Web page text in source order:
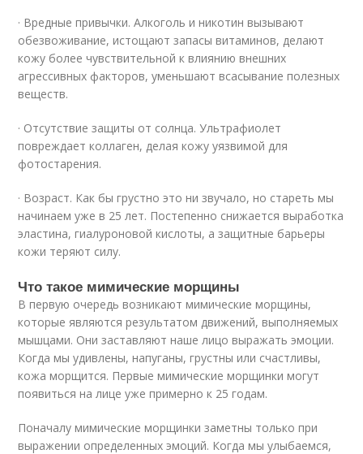
· Вредные привычки. Алкоголь и никотин вызывают
обезвоживание, истощают запасы витаминов, делают
кожу более чувствительной к влиянию внешних
агрессивных факторов, уменьшают всасывание полезных
веществ.
· Отсутствие защиты от солнца. Ультрафиолет
повреждает коллаген, делая кожу уязвимой для
фотостарения.
· Возраст. Как бы грустно это ни звучало, но стареть мы
начинаем уже в 25 лет. Постепенно снижается выработка
эластина, гиалуроновой кислоты, а защитные барьеры
кожи теряют силу.
Что такое мимические морщины
В первую очередь возникают мимические морщины,
которые являются результатом движений, выполняемых
мышцами. Они заставляют наше лицо выражать эмоции.
Когда мы удивлены, напуганы, грустны или счастливы,
кожа морщится. Первые мимические морщинки могут
появиться на лице уже примерно к 25 годам.
Поначалу мимические морщинки заметны только при
выражении определенных эмоций. Когда мы улыбаемся,